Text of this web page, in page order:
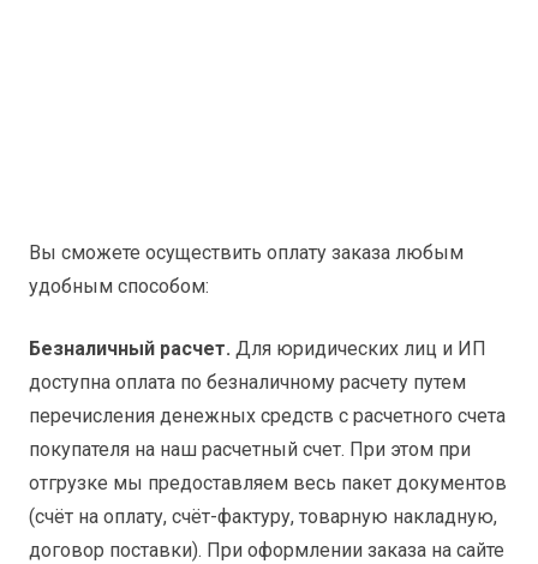
5,0
№1
86*18
Вы сможете осуществить оплату заказа любым
удобным способом:
Безналичный расчет. Для юридических лиц и ИП
доступна оплата по безналичному расчету путем
перечисления денежных средств с расчетного счета
покупателя на наш расчетный счет. При этом при
отгрузке мы предоставляем весь пакет документов
(счёт на оплату, счёт-фактуру, товарную накладную,
договор поставки). При оформлении заказа на сайте